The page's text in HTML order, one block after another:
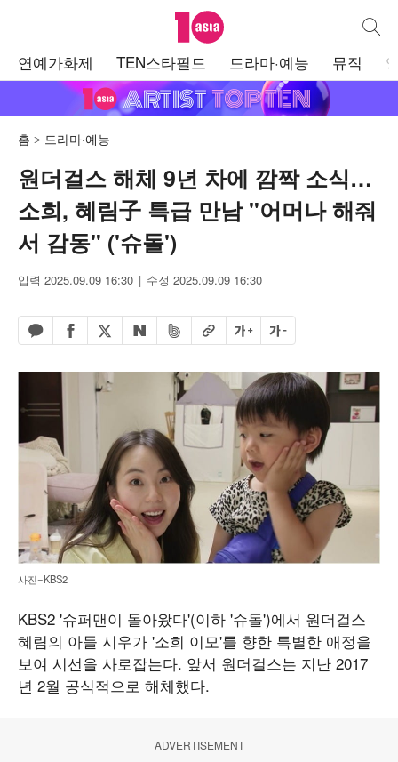
텐아시아 통합
연예가화제 TEN스타필드 드라마·예능 뮤직
홈 드라마·예능
원더걸스 해체 9년 차에 깜짝 소식…
소희, 혜림子 특급 만남 "어머나 해줘
서 감동" ('슈돌')
입력 2025.09.09 16:30 수정 2025.09.09 16:30
카카오톡 공유하기
페이스북 공유하기
엑스 공유하기
네이버 공유하기
밴드 공유하기
URL복사글자 크게글자 작게
사진=KBS2
KBS2 '슈퍼맨이 돌아왔다'(이하 '슈돌')에서 원더걸스
혜림의 아들 시우가 '소희 이모'를 향한 특별한 애정을
보여 시선을 사로잡는다. 앞서 원더걸스는 지난 2017
년 2월 공식적으로 해체했다.
ADVERTISEMENT